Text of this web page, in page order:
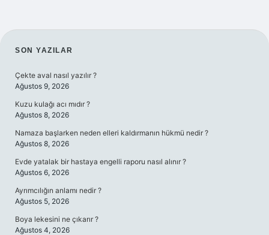
SIDEBAR
SON YAZILAR
Çekte aval nasıl yazılır ?
Ağustos 9, 2026
Kuzu kulağı acı mıdır ?
Ağustos 8, 2026
Namaza başlarken neden elleri kaldırmanın hükmü nedir ?
Ağustos 8, 2026
Evde yatalak bir hastaya engelli raporu nasıl alınır ?
Ağustos 6, 2026
Ayrımcılığın anlamı nedir ?
Ağustos 5, 2026
Boya lekesini ne çıkarır ?
Ağustos 4, 2026